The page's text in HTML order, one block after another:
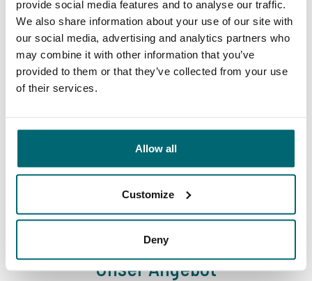
provide social media features and to analyse our traffic.
We also share information about your use of our site with
our social media, advertising and analytics partners who
may combine it with other information that you’ve
provided to them or that they’ve collected from your use
of their services.
Allow all
Customize
Deny
Diese Firmen sind Ihnen bereits
vorausgegangen!
Unser Angebot